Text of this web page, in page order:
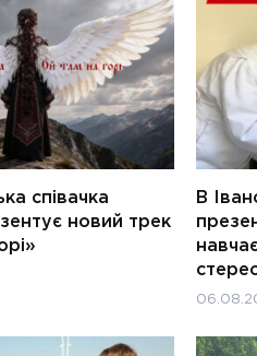
співачка
новий трек
В